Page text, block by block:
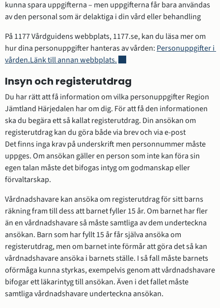
kunna spara uppgifterna – men uppgifterna får bara användas
av den personal som är delaktiga i din vård eller behandling
På 1177 Vårdguidens webbplats, 1177.se, kan du läsa mer om
hur dina personuppgifter hanteras av vården: Personuppgifter i
vården.Länk till annan webbplats.
Insyn och registerutdrag
Du har rätt att få information om vilka personuppgifter Region
Jämtland Härjedalen har om dig. För att få den informationen
ska du begära ett så kallat registerutdrag. Din ansökan om
registerutdrag kan du göra både via brev och via e-post
Det finns inga krav på underskrift men personnummer måste
uppges. Om ansökan gäller en person som inte kan föra sin
egen talan måste det bifogas intyg om godmanskap eller
förvaltarskap.
Vårdnadshavare kan ansöka om registerutdrag för sitt barns
räkning fram till dess att barnet fyller 15 år. Om barnet har fler
än en vårdnadshavare så måste samtliga av dem underteckna
ansökan. Barn som har fyllt 15 år får själva ansöka om
registerutdrag, men om barnet inte förmår att göra det så kan
vårdnadshavare ansöka i barnets ställe. I så fall måste barnets
oförmåga kunna styrkas, exempelvis genom att vårdnadshavare
bifogar ett läkarintyg till ansökan. Även i det fallet måste
samtliga vårdnadshavare underteckna ansökan.